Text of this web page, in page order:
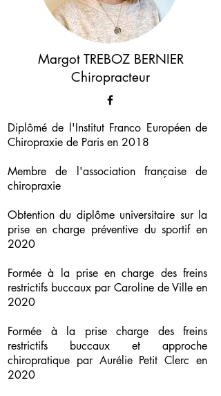
Margot TREBOZ BERNIER
Chiropracteur
Diplômé de l'Institut Franco Européen de
Chiropraxie de Paris en 2018
Membre de l'association française de
chiropraxie
Obtention du diplôme universitaire sur la
prise en charge préventive du sportif en
2020
Formée à la prise en charge des freins
restrictifs buccaux par Caroline de Ville en
2020
Formée à la prise charge des freins
restrictifs buccaux et approche
chiropratique par Aurélie Petit Clerc en
2020